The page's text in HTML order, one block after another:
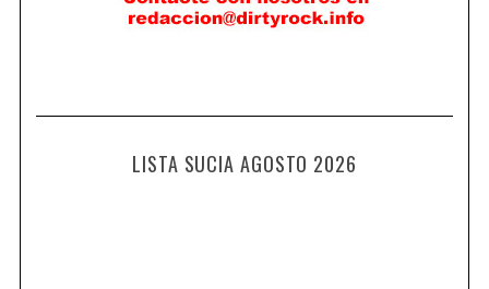
LISTA SUCIA AGOSTO 2026